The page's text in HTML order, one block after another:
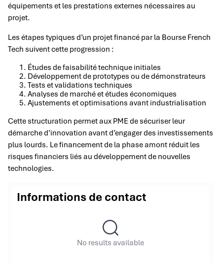
équipements et les prestations externes nécessaires au
projet.
Les étapes typiques d’un projet financé par la Bourse French
Tech suivent cette progression :
Études de faisabilité technique initiales
Développement de prototypes ou de démonstrateurs
Tests et validations techniques
Analyses de marché et études économiques
Ajustements et optimisations avant industrialisation
Cette structuration permet aux PME de sécuriser leur
démarche d’innovation avant d’engager des investissements
plus lourds. Le financement de la phase amont réduit les
risques financiers liés au développement de nouvelles
technologies.
Informations de contact
No results available